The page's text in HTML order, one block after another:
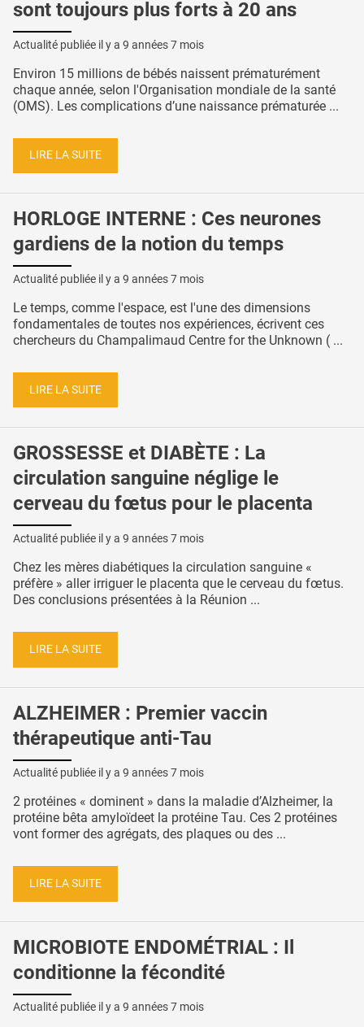
sont toujours plus forts à 20 ans
Actualité publiée il y a 9 années 7 mois
Environ 15 millions de bébés naissent prématurément
chaque année, selon l'Organisation mondiale de la santé
(OMS). Les complications d’une naissance prématurée ...
LIRE LA SUITE
HORLOGE INTERNE : Ces neurones
gardiens de la notion du temps
Actualité publiée il y a 9 années 7 mois
Le temps, comme l'espace, est l'une des dimensions
fondamentales de toutes nos expériences, écrivent ces
chercheurs du Champalimaud Centre for the Unknown ( ...
LIRE LA SUITE
GROSSESSE et DIABÈTE : La
circulation sanguine néglige le
cerveau du fœtus pour le placenta
Actualité publiée il y a 9 années 7 mois
Chez les mères diabétiques la circulation sanguine «
préfère » aller irriguer le placenta que le cerveau du fœtus.
Des conclusions présentées à la Réunion ...
LIRE LA SUITE
ALZHEIMER : Premier vaccin
thérapeutique anti-Tau
Actualité publiée il y a 9 années 7 mois
2 protéines « dominent » dans la maladie d’Alzheimer, la
protéine bêta amyloïdeet la protéine Tau. Ces 2 protéines
vont former des agrégats, des plaques ou des ...
LIRE LA SUITE
MICROBIOTE ENDOMÉTRIAL : Il
conditionne la fécondité
Actualité publiée il y a 9 années 7 mois